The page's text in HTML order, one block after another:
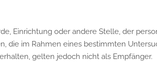
Einrichtung oder andere Stelle, der
die im Rahmen eines bestimmten
gelten jedoch nicht als Empfänger.